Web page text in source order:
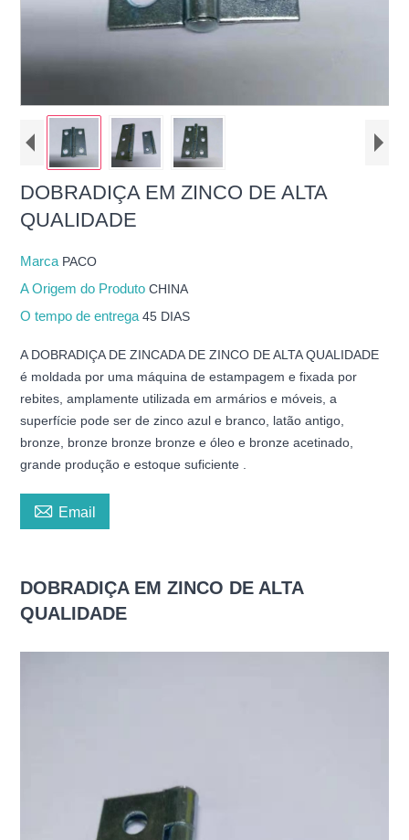
DOBRADIÇA EM ZINCO DE ALTA
QUALIDADE
Marca PACO
A Origem do ProdutoCHINA
O tempo de entrega45 DIAS
A DOBRADIÇA DE ZINCADA DE ZINCO DE ALTA QUALIDADE
é moldada por uma máquina de estampagem e fixada por
rebites, amplamente utilizada em armários e móveis, a
superfície pode ser de zinco azul e branco, latão antigo,
bronze, bronze bronze bronze e óleo e bronze acetinado,
grande produção e estoque suficiente .
 Email
DOBRADIÇA EM ZINCO DE ALTA
QUALIDADE